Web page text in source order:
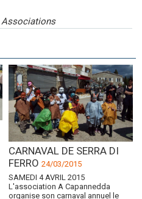
Associations
CARNAVAL DE SERRA DI
FERRO 24/03/2015
SAMEDI 4 AVRIL 2015
L'association A Capannedda
organise son carnaval annuel le